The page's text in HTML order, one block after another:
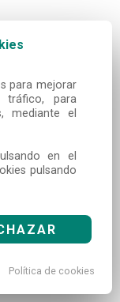
para mejorar
tráfico, para
mediante el
en el
pulsando
Política de cookies